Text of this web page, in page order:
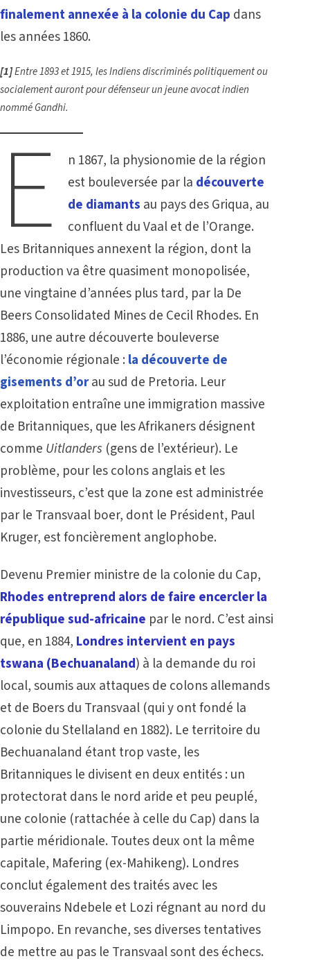
finalement annexée à la colonie du Cap dans
les années 1860.
[1]Entre 1893 et 1915, les Indiens discriminés politiquement ou
socialement auront pour défenseur un jeune avocat indien
nommé Gandhi.
E
n 1867, la physionomie de la région
est bouleversée par la découverte
de diamants au pays des Griqua, au
confluent du Vaal et de l’Orange.
Les Britanniques annexent la région, dont la
production va être quasiment monopolisée,
une vingtaine d’années plus tard, par la De
Beers Consolidated Mines de Cecil Rhodes. En
1886, une autre découverte bouleverse
l’économie régionale : la découverte de
gisements d’orau sud de Pretoria. Leur
exploitation entraîne une immigration massive
de Britanniques, que les Afrikaners désignent
comme Uitlanders (gens de l’extérieur). Le
problème, pour les colons anglais et les
investisseurs, c’est que la zone est administrée
par le Transvaal boer, dont le Président, Paul
Kruger, est foncièrement anglophobe.
Devenu Premier ministre de la colonie du Cap,
Rhodes entreprend alors de faire encercler la
république sud-africaine par le nord. C’est ainsi
que, en 1884, Londres intervient en pays
tswana (Bechuanaland) à la demande du roi
local, soumis aux attaques de colons allemands
et de Boers du Transvaal (qui y ont fondé la
colonie du Stellaland en 1882). Le territoire du
Bechuanaland étant trop vaste, les
Britanniques le divisent en deux entités : un
protectorat dans le nord aride et peu peuplé,
une colonie (rattachée à celle du Cap) dans la
partie méridionale. Toutes deux ont la même
capitale, Mafering (ex-Mahikeng). Londres
conclut également des traités avec les
souverains Ndebele et Lozi régnant au nord du
Limpopo. En revanche, ses diverses tentatives
de mettre au pas le Transvaal sont des échecs.